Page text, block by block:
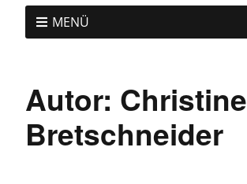
MENÜ
Autor: Christine
Bretschneider